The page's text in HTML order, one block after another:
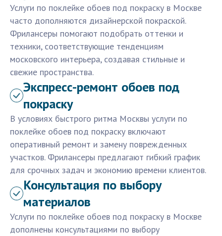
Услуги по поклейке обоев под покраску в Москве
часто дополняются дизайнерской покраской.
Фрилансеры помогают подобрать оттенки и
техники, соответствующие тенденциям
московского интерьера, создавая стильные и
свежие пространства.
Экспресс-ремонт обоев под
покраску
В условиях быстрого ритма Москвы услуги по
поклейке обоев под покраску включают
оперативный ремонт и замену поврежденных
участков. Фрилансеры предлагают гибкий график
для срочных задач и экономию времени клиентов.
Консультация по выбору
материалов
Услуги по поклейке обоев под покраску в Москве
дополнены консультациями по выбору